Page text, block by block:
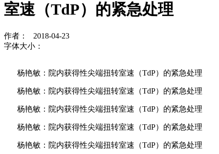
室速（TdP）的紧急处理
作者： 2018-04-23
字体大小：
杨艳敏：院内获得性尖端扭转室速（TdP）的紧急处理
杨艳敏：院内获得性尖端扭转室速（TdP）的紧急处理
杨艳敏：院内获得性尖端扭转室速（TdP）的紧急处理
杨艳敏：院内获得性尖端扭转室速（TdP）的紧急处理
杨艳敏：院内获得性尖端扭转室速（TdP）的紧急处理